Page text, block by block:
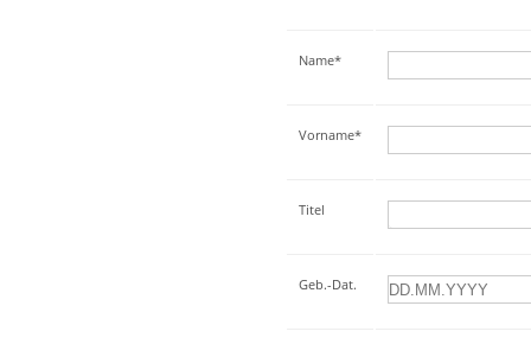
Name*
Vorname*
Titel
Geb.-Dat.